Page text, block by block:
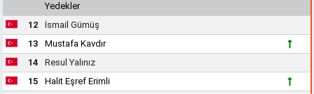
Yedekler
12
İsmail Gümüş
13
Mustafa Kavdır
14
Resul Yalınız
15
Halit Eşref Erimli